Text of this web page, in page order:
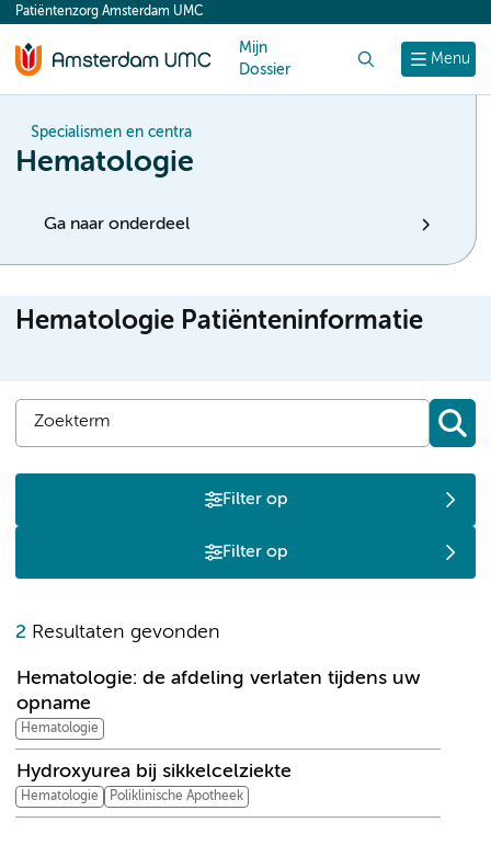
content
Menu
Patiëntenzorg Amsterdam UMC
Mijn
Dossier
Specialismen en centra
Hematologie
Ga naar onderdeel
Hematologie Patiënteninformatie
Filter op
Filter op
2 Resultaten gevonden
Hematologie: de afdeling verlaten tijdens uw
opname
Hematologie
Hydroxyurea bij sikkelcelziekte
Hematologie Poliklinische Apotheek